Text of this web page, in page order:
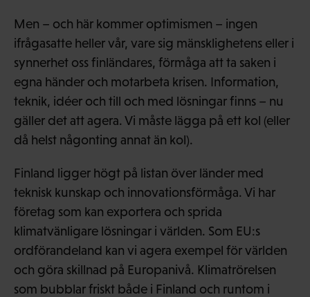
Men – och här kommer optimismen – ingen
ifrågasatte heller vår, vare sig mänsklighetens eller i
synnerhet oss finländares, förmåga att ta saken i
egna händer och motarbeta krisen. Information,
teknik, idéer och till och med lösningar finns – nu
gäller det att agera. Vi måste lägga på ett kol (eller
då helst någonting annat än kol).
Finland ligger högt på listan över länder med
teknisk kunskap och innovationsförmåga. Vi har
företag som kan exportera och sprida
klimatvänligare lösningar i världen. Som EU:s
ordförandeland kan vi agera exempel för världen
och göra skillnad på Europanivå. Klimatrörelsen
som bubblar friskt både i Finland och runtom i